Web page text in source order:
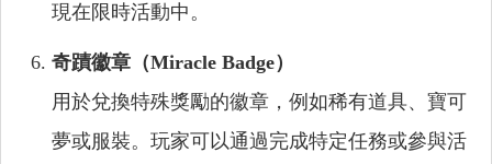
現在限時活動中。
奇蹟徽章（Miracle Badge）
用於兌換特殊獎勵的徽章，例如稀有道具、寶可
夢或服裝。玩家可以通過完成特定任務或參與活